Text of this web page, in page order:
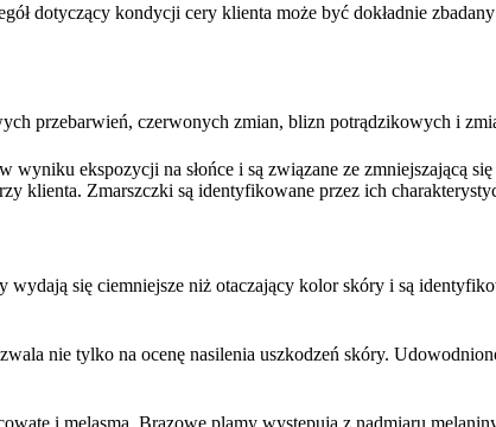
dotyczący kondycji cery klienta może być dokładnie
przebarwień, czerwonych zmian, blizn potrądzikowych i
ekspozycji na słońce i są związane ze zmniejszającą
klienta. Zmarszczki są identyfikowane przez ich
się ciemniejsze niż otaczający kolor skóry i są
nie tylko na ocenę nasilenia uszkodzeń skóry.
i melasma. Brązowe plamy występują z nadmiaru